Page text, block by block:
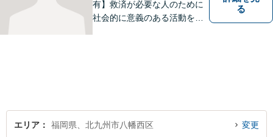
有】救済が必要な人のために
社会的に意義のある活動をし
る
エリア 福岡県、北九州市八幡西区 変更